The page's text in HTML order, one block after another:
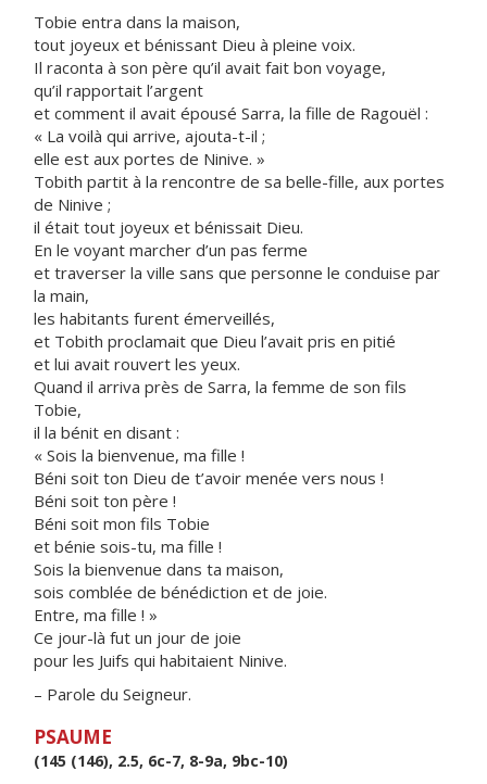
Tobie entra dans la maison,
tout joyeux et bénissant Dieu à pleine voix.
Il raconta à son père qu’il avait fait bon voyage,
qu’il rapportait l’argent
et comment il avait épousé Sarra, la fille de Ragouël :
« La voilà qui arrive, ajouta-t-il ;
elle est aux portes de Ninive. »
Tobith partit à la rencontre de sa belle-fille, aux portes
de Ninive ;
il était tout joyeux et bénissait Dieu.
En le voyant marcher d’un pas ferme
et traverser la ville sans que personne le conduise par
la main,
les habitants furent émerveillés,
et Tobith proclamait que Dieu l’avait pris en pitié
et lui avait rouvert les yeux.
Quand il arriva près de Sarra, la femme de son fils
Tobie,
il la bénit en disant :
« Sois la bienvenue, ma fille !
Béni soit ton Dieu de t’avoir menée vers nous !
Béni soit ton père !
Béni soit mon fils Tobie
et bénie sois-tu, ma fille !
Sois la bienvenue dans ta maison,
sois comblée de bénédiction et de joie.
Entre, ma fille ! »
Ce jour-là fut un jour de joie
pour les Juifs qui habitaient Ninive.
– Parole du Seigneur.
PSAUME
(145 (146), 2.5, 6c-7, 8-9a, 9bc-10)